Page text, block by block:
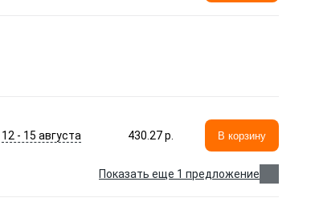
12 - 15 августа 430.27 p. В корзину
Показать еще 1 предложение